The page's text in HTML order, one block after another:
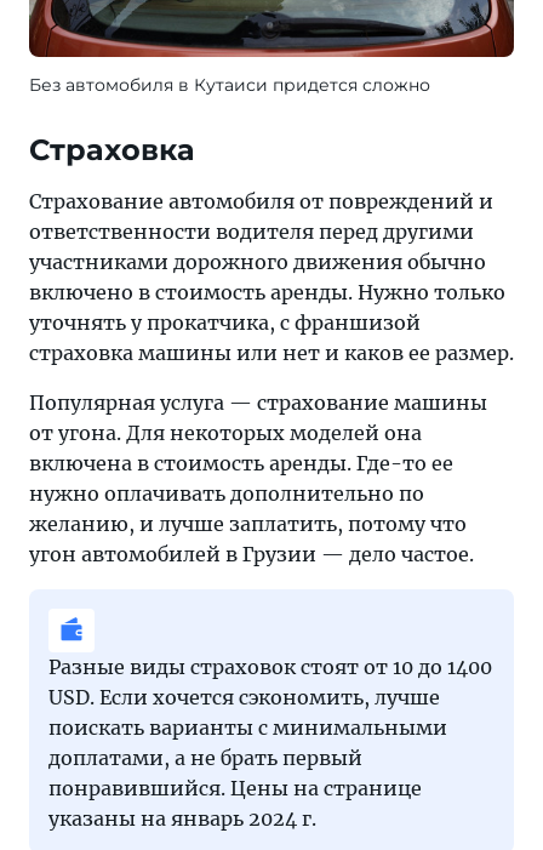
Без автомобиля в Кутаиси придется сложно
Страховка
Страхование автомобиля от повреждений и
ответственности водителя перед другими
участниками дорожного движения обычно
включено в стоимость аренды. Нужно только
уточнять у прокатчика, с франшизой
страховка машины или нет и каков ее размер.
Популярная услуга — страхование машины
от угона. Для некоторых моделей она
включена в стоимость аренды. Где-то ее
нужно оплачивать дополнительно по
желанию, и лучше заплатить, потому что
угон автомобилей в Грузии — дело частое.
Разные виды страховок стоят от 10 до 1400
USD. Если хочется сэкономить, лучше
поискать варианты с минимальными
доплатами, а не брать первый
понравившийся. Цены на странице
указаны на январь 2024 г.